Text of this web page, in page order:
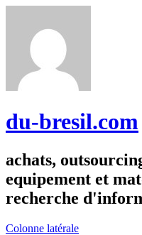
du-bresil.com
achats,
equipement et
recherche
Colonne latérale